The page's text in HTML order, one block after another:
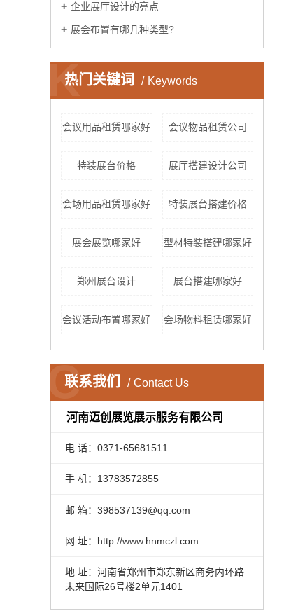
企业展厅设计的亮点
展会布置有哪几种类型?
热门关键词 Keywords
K
会议用品租赁哪家好 会议物品租赁公司
特装展台价格 展厅搭建设计公司
会场用品租赁哪家好 特装展台搭建价格
展会展览哪家好 型材特装搭建哪家好
郑州展台设计 展台搭建哪家好
会议活动布置哪家好 会场物料租赁哪家好
联系我们 Contact Us
C
河南迈创展览展示服务有限公司
电 话：0371-65681511
手 机：13783572855
邮 箱：398537139@qq.com
网 址：http://www.hnmczl.com
地 址：河南省郑州市郑东新区商务内环路
未来国际26号楼2单元1401